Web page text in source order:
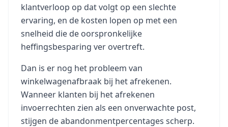
klantverloop op dat volgt op een slechte
ervaring, en de kosten lopen op met een
snelheid die de oorspronkelijke
heffingsbesparing ver overtreft.
Dan is er nog het probleem van
winkelwagenafbraak bij het afrekenen.
Wanneer klanten bij het afrekenen
invoerrechten zien als een onverwachte post,
stijgen de abandonmentpercentages scherp.